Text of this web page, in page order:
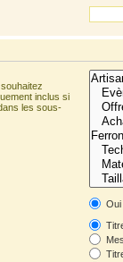
inclus si
les sous-
Oui